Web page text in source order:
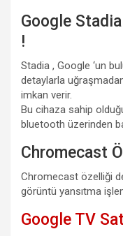
Google
!
Stadia , Google ‘un
detaylarla
imkan verir.
Bu cihaza sahip
bluetooth üzerinden
Chromecast
Chromecast özelliği
görüntü yansıtma
Google TV